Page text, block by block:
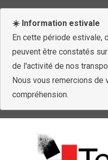
☀️ Information estivale
En cette période estivale,
peuvent être constatés
de l'activité de nos
Nous vous remercions de
compréhension.